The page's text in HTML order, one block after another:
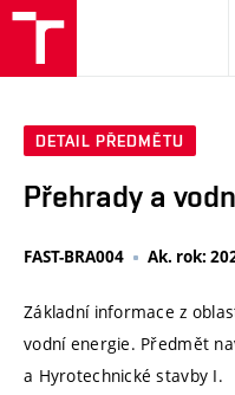
DETAIL PŘEDMĚTU
Přehrady a
FAST-BRA004 Ak. rok:
Základní informace z
vodní energie. Předmět
a Hyrotechnické stavby I.